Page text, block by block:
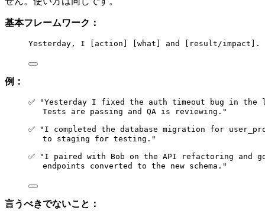
基本フレームワーク：
Yesterday, I [action] [what] and [result/impact].
例：
✅ "Yesterday I fixed the auth timeout bug in the
Tests are passing and QA is reviewing."
✅ "I completed the database migration for
to staging for testing."
✅ "I paired with Bob on the API refactoring and
endpoints converted to the new schema."
言うべきでないこと：